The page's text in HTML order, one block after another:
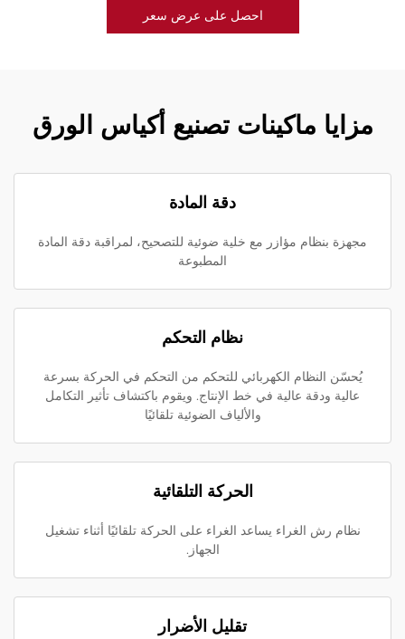
احصل على عرض سعر
مزايا ماكينات تصنيع أكياس الورق
دقة المادة
مجهزة بنظام مؤازر مع خلية ضوئية للتصحيح، لمراقبة دقة المادة
المطبوعة
نظام التحكم
يُحسّن النظام الكهربائي للتحكم من التحكم في الحركة بسرعة
عالية ودقة عالية في خط الإنتاج. ويقوم باكتشاف تأثير التكامل
والألياف الضوئية تلقائيًا
الحركة التلقائية
نظام رش الغراء يساعد الغراء على الحركة تلقائيًا أثناء تشغيل
الجهاز.
تقليل الأضرار